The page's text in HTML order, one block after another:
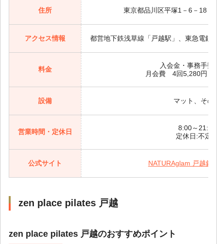
住所 東京都品川区平塚1－6－18
アクセス情報 都営地下鉄浅草線「戸越駅」、東急電鉄
料金
入会金・事務手数
月会費 4回5,280円
設備 マット、その
営業時間・定休日
8:00～21:30
定休日:不定
公式サイト NATURAglam 戸越銀
zen place pilates 戸越
zen place pilates 戸越のおすすめポイント